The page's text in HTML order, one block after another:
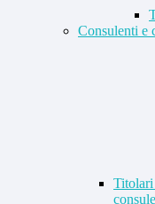
Consulenti e